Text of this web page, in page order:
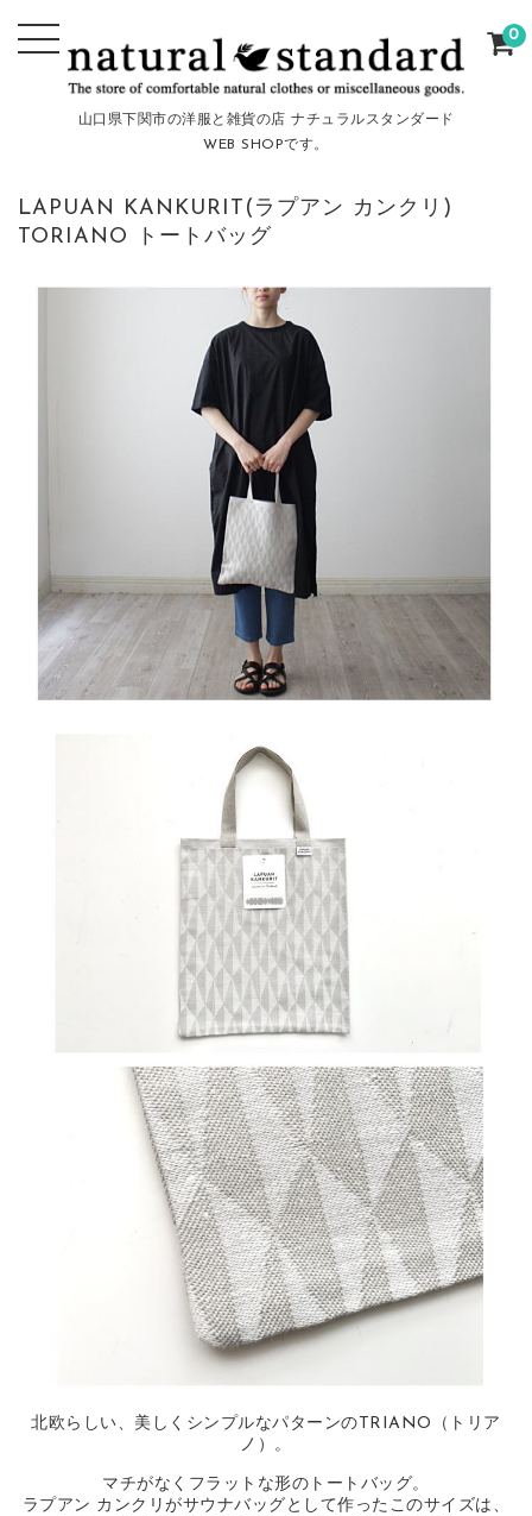
山口県下関市の洋服と雑貨の店 ナチュラルスタンダード
WEB SHOPです。
0
LAPUAN KANKURIT(ラプアン カンクリ)
TORIANO トートバッグ
北欧らしい、美しくシンプルなパターンのTRIANO（トリア
ノ）。
マチがなくフラットな形のトートバッグ。
ラプアン カンクリがサウナバッグとして作ったこのサイズは、